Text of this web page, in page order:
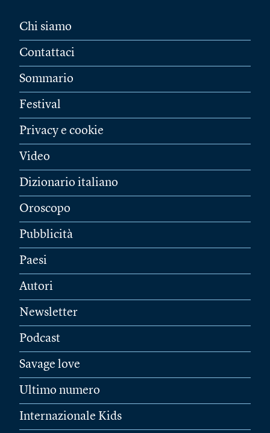
Chi siamo
Contattaci
Sommario
Festival
Privacy e cookie
Video
Dizionario italiano
Oroscopo
Pubblicità
Paesi
Autori
Newsletter
Podcast
Savage love
Ultimo numero
Internazionale Kids